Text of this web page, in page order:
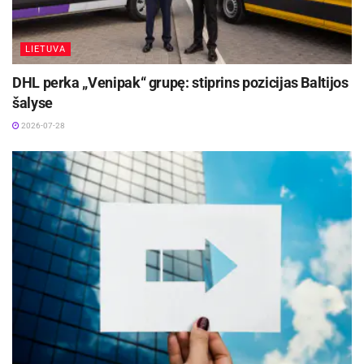
Teikiate verslo konsultacijos – ar tokia veikla
populiari?
Šiuo metu kaip tik vyksta verslo konsultantų
atranka į Nacionalinį verslo konsultantų tinklą,
kuriam pateikėme tris savo kandidatus, pagal
„Versli Lietuva“ naujasis projektas suformuos
stipriausius verslo konsultantus, kurie teiks
paslaugas visoje Lietuvoje. Nacionalinis verslo
konsultantų tinklas padės pradedantiesiems ir
jau vykdantiems veiklą verslininkams gauti
profesionalios verslui plėtoti reikalingos
informacijos. Iki vienerių metų veikiančioms
įmonėms konsultacijos verslo planavimo,
mokesčių ar paramos verslui ir kitais klausimais
LIETUVA
DHL perka „Venipak“ grupę: stiprins pozicijas Baltijos
šalyse
2026-07-28